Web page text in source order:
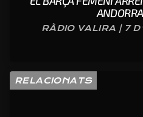
RÀDIO VALIRA | 7
RELACIONATS